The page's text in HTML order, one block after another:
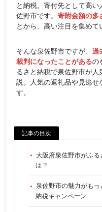
と納税。寄付先として高
佐野市です。寄附金額の多
とから、高い注目を集めて
そんな泉佐野市ですが、過
裁判になったことがあるの
るさと納税で泉佐野市が
説。人気の返礼品や見逃せ
す。
記事の目次
大阪府泉佐野市がふ
は？
泉佐野市の魅力がも
納税キャンペーン